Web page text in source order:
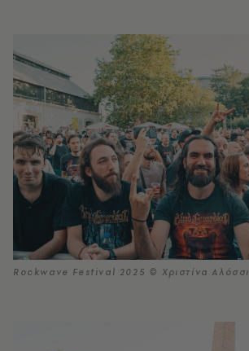
Rockwave Festival 2025 © Χριστίνα Αλόσσι